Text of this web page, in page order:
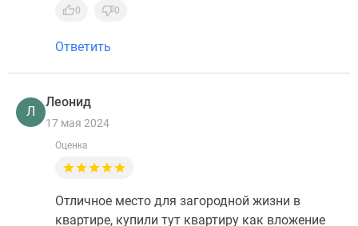
0 0
Ответить
Л
Леонид
17 мая 2024
Оценка
Отличное место для загородной жизни в
квартире, купили тут квартиру как вложение